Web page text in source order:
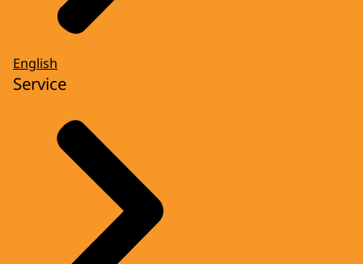
English
Service